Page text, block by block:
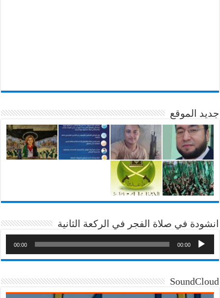
جديد الموقع
انشودة في صلاة الفجر في الركعة الثانية
00:00
00:00
SoundCloud